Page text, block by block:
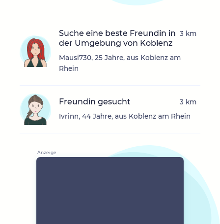
Suche eine beste Freundin in
der Umgebung von Koblenz
Mausi730, 25 Jahre, aus Koblenz am
Rhein
3 km
Freundin gesucht
Ivrinn, 44 Jahre, aus Koblenz am Rhein
3 km